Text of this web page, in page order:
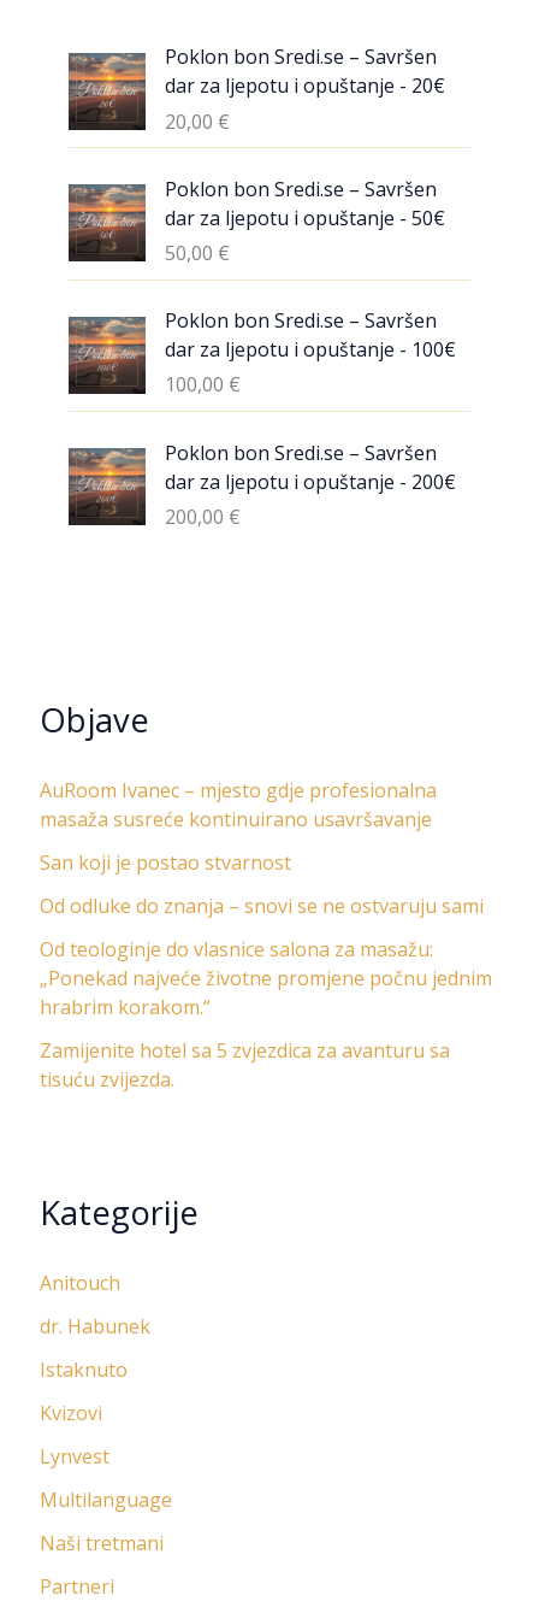
Poklon bon Sredi.se – Savršen
dar za ljepotu i opuštanje - 20€
20,00 €
Poklon bon Sredi.se – Savršen
dar za ljepotu i opuštanje - 50€
50,00 €
Poklon bon Sredi.se – Savršen
dar za ljepotu i opuštanje - 100€
100,00 €
Poklon bon Sredi.se – Savršen
dar za ljepotu i opuštanje - 200€
200,00 €
Objave
AuRoom Ivanec – mjesto gdje profesionalna
masaža susreće kontinuirano usavršavanje
San koji je postao stvarnost
Od odluke do znanja – snovi se ne ostvaruju sami
Od teologinje do vlasnice salona za masažu:
„Ponekad najveće životne promjene počnu jednim
hrabrim korakom.“
Zamijenite hotel sa 5 zvjezdica za avanturu sa
tisuću zvijezda.
Kategorije
Anitouch
dr. Habunek
Istaknuto
Kvizovi
Lynvest
Multilanguage
Naši tretmani
Partneri